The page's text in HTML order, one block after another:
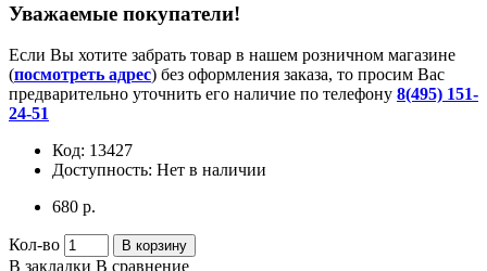
Уважаемые покупатели!
Если Вы хотите забрать товар в нашем розничном магазине
(посмотреть адрес) без оформления заказа, то просим Вас
предварительно уточнить его наличие по телефону 8(495) 151-
24-51
Код: 13427
Доступность: Нет в наличии
680 р.
Кол-во В корзину
В закладки В сравнение